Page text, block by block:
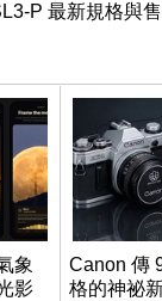
P 最新規格與
象
影
Canon 傳
格的神祕